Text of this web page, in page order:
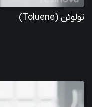
تولوئن (Toluene)